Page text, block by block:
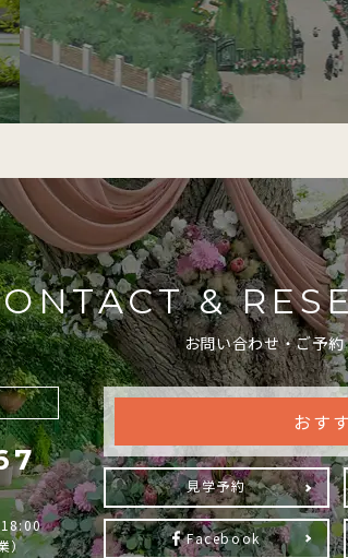
&
お問い合わせ・ご予約
）
おす
見学予約
Facebook